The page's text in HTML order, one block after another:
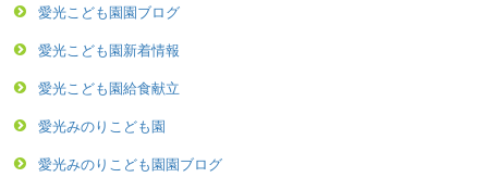
愛光こども園園ブログ
愛光こども園新着情報
愛光こども園給食献立
愛光みのりこども園
愛光みのりこども園園ブログ